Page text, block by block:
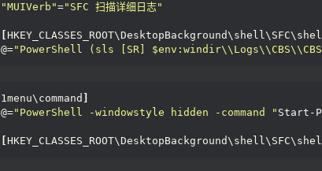
"MUIVerb"="SFC 扫描详细日志"
@="PowerShell (sls [SR]
1menu\command
@="PowerShell -windowstyle hidden -command " Start-